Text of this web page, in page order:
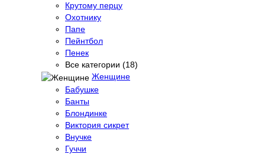
Крутому перцу
Охотнику
Папе
Пейнтбол
Пенек
Все категории (18)
Женщине
Бабушке
Банты
Блондинке
Виктория сикрет
Внучке
Гуччи